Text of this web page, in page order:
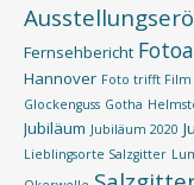
Fernsehbericht
Hannover Foto trifft Film
Glockenguss Gotha
Jubiläum Jubiläum 2020
Lieblingsorte Salzgitter